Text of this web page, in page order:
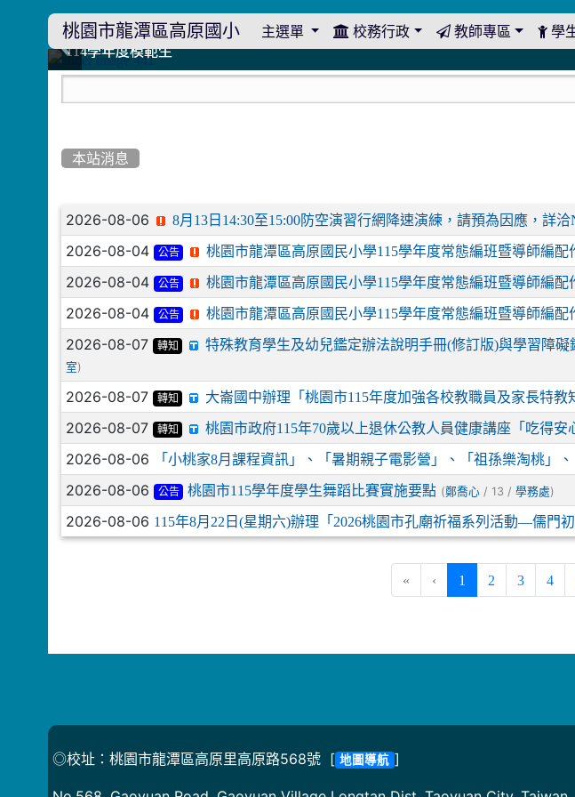
桃園市龍潭區高原國小 主選單 校務行政 教師專區 學
114學年度模範生
114學年度模範生
高原110 追夢向前行
高原110 追夢向前行
橄欖樹群
橄欖樹群
:::
本站消息
文章列表
2026-08-06 8月13日14:30至15:00防空演習行網降速演練，請預為因應，詳洽
2026-08-04 公告 桃園市龍潭區高原國民小學115學年度常態編班暨導師編配
2026-08-04 公告 桃園市龍潭區高原國民小學115學年度常態編班暨導師編配
2026-08-04 公告 桃園市龍潭區高原國民小學115學年度常態編班暨導師編配
2026-08-07 轉知 特殊教育學生及幼兒鑑定辦法說明手冊(修訂版)與學習障
室)
2026-08-07 轉知 大崙國中辦理「桃園市115年度加強各校教職員及家長特
2026-08-07 轉知 桃園市政府115年70歲以上退休公教人員健康講座「吃得
2026-08-06 「小桃家8月課程資訊」、「暑期親子電影營」、「祖孫樂淘桃」
2026-08-06 公告 桃園市115學年度學生舞蹈比賽實施要點 (鄭喬心 / 13 /學務處)
2026-08-06 115年8月22日(星期六)辦理「2026桃園市孔廟祈福系列活動—儒門初
« ‹ 1 (current)
2 3 4
◎校址：桃園市龍潭區高原里高原路568號 [ 地圖導航 ]